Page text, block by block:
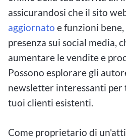
assicurandosi che il sito
aggiornato e funzioni
presenza sui social media,
aumentare le vendite e
Possono esplorare gli
newsletter interessanti
tuoi clienti esistenti.
Come proprietario di